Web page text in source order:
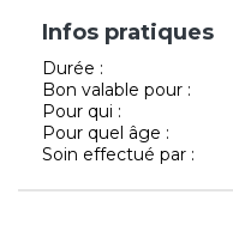
Infos pratiques
Durée :
Bon valable pour :
Pour qui :
Pour quel âge :
Soin effectué par :